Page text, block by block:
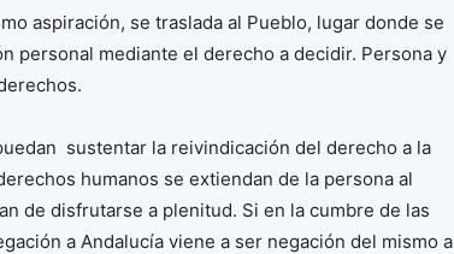
aspiración, se traslada al Pueblo, lugar donde se
personal mediante el derecho a decidir. Persona y
sustentar la reivindicación del derecho a la
humanos se extiendan de la persona al
de disfrutarse a plenitud. Si en la cumbre de las
a Andalucía viene a ser negación del mismo a